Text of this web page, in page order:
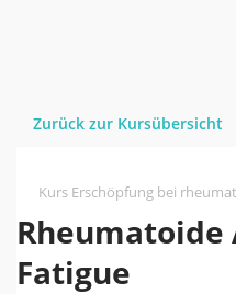
Zurück zur Kursübersicht
Kurs Erschöpfung bei
Fatigue